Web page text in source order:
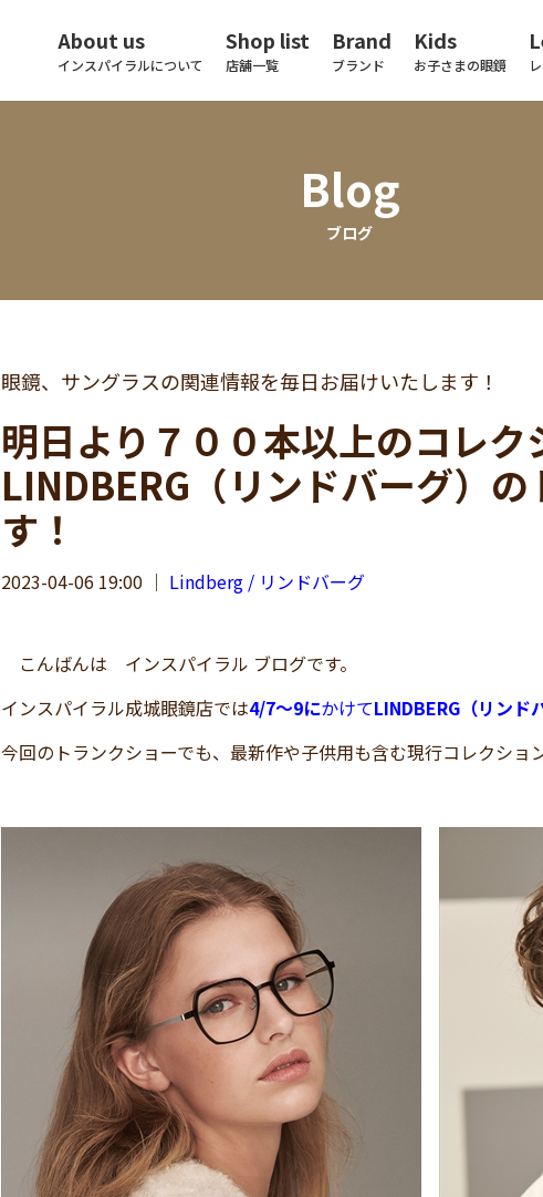
About us
インスパイラルについて
Shop list
店舗一覧
Brand
ブランド
Kids
お子さまの眼鏡
Blog
ブログ
眼鏡、サングラスの関連情報を毎日お届けいたします！
明日より７００本以上のコレク
LINDBERG（リンドバーグ）
す！
2023-04-06 19:00 ｜ Lindberg / リンドバーグ
こんばんは インスパイラル ブログです。
インスパイラル成城眼鏡店では4/7～9にかけてLINDBERG（リンド
今回のトランクショーでも、最新作や子供用も含む現行コレクショ